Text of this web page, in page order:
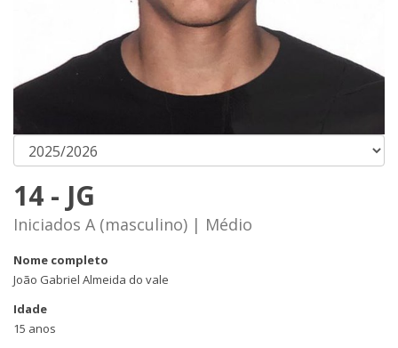
14 - JG
Iniciados A (masculino) | Médio
Nome completo
João Gabriel Almeida do vale
Idade
15 anos